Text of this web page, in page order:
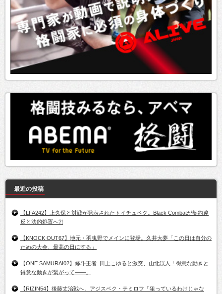
最近の投稿
【LFA242】上久保と対戦が発表されたトイチュベク。Black Combatが契約違
反と法的処置へ?!
【KNOCK OUT67】地元・羽曳野でメインに登場。久井大夢「この日は自分の
ための大会、最高の日にする」
【ONE SAMURAI02】修斗王者=田上こゆると激突、山北渓人「得意な動きと
得意な動きが繋がって――」
【RIZIN54】後藤丈治戦へ。アジスベク・テミロフ「狙っているわけじゃな